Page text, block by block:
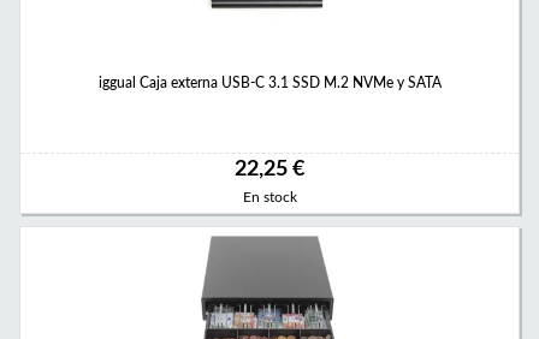
iggual Caja externa USB-C 3.1 SSD M.2 NVMe y SATA
22,25 €
En stock